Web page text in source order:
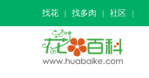
找花 找多肉 社区